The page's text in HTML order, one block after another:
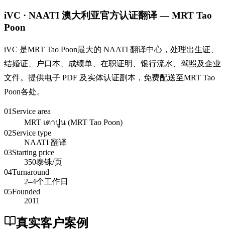
iVC · NAATI 澳大利亚官方认证翻译 — MRT Tao
Poon
iVC 是MRT Tao Poon最大的 NAATI 翻译中心，处理出生证、
结婚证、户口本、成绩单、在职证明、银行流水、驾照及企业
文件。提供电子 PDF 及实体认证副本，免费配送至MRT Tao
Poon各处。
01 Service area
MRT เตาปูน (MRT Tao Poon)
02Service type
NAATI 翻译
03Starting price
350泰铢/页
04Turnaround
2–4个工作日
05Founded
2011
真实客户案例